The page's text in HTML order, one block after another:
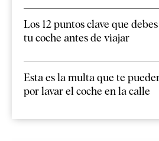
Los 12 puntos clave que
tu coche antes de viajar
Esta es la multa que te
por lavar el coche en la calle